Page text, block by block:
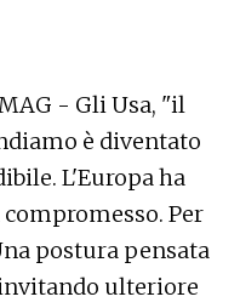
- Gli Usa, "il
è diventato
L'Europa ha
Per
postura pensata
ulteriore